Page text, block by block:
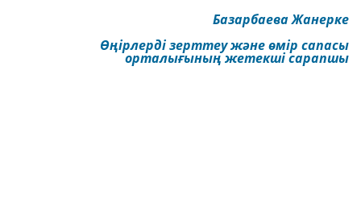
Базарбаева Жанерке
Өңірлерді зерттеу және өмір сапасы
орталығының жетекші сарапшы